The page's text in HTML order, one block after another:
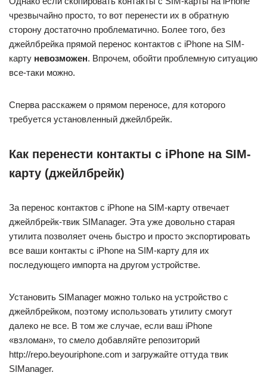
чрезвычайно просто, то вот перенести их в обратную
сторону достаточно проблематично. Более того, без
джейлбрейка прямой перенос контактов с iPhone на SIM-
карту невозможен. Впрочем, обойти проблемную ситуацию
все-таки можно.
Сперва расскажем о прямом переносе, для которого
требуется установленный джейлбрейк.
Как перенести контакты с iPhone на SIM-
карту (джейлбрейк)
За перенос контактов с iPhone на SIM-карту отвечает
джейлбрейк-твик SIManager. Эта уже довольно старая
утилита позволяет очень быстро и просто экспортировать
все ваши контакты с iPhone на SIM-карту для их
последующего импорта на другом устройстве.
Установить SIManager можно только на устройство с
джейлбрейком, поэтому использовать утилиту смогут
далеко не все. В том же случае, если ваш iPhone
«взломан», то смело добавляйте репозиторий
http://repo.beyouriphone.com и загружайте оттуда твик
SIManager.